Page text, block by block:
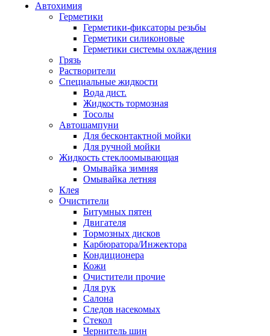
Автохимия
Герметики
Герметики-фиксаторы резьбы
Герметики силиконовые
Герметики системы охлаждения
Грязь
Растворители
Специальные жидкости
Вода дист.
Жидкость тормозная
Тосолы
Автошампуни
Для бесконтактной мойки
Для ручной мойки
Жидкость стеклоомывающая
Омывайка зимняя
Омывайка летняя
Клея
Очистители
Битумных пятен
Двигателя
Тормозных дисков
Карбюратора/Инжектора
Кондиционера
Кожи
Очистители прочие
Для рук
Салона
Следов насекомых
Стекол
Чернитель шин